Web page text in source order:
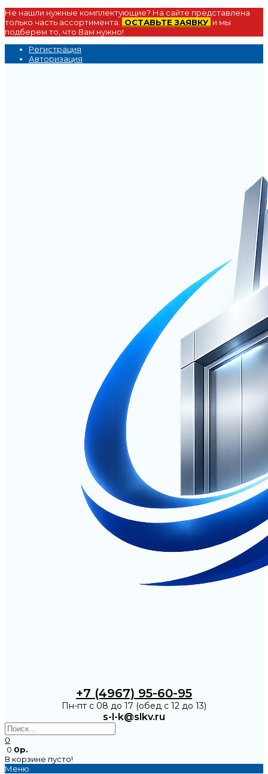
Не нашли нужные комплектующие? На сайте представлена
только часть ассортимента.
ОСТАВЬТЕ ЗАЯВКУ и мы
подберем то, что Вам нужно!
Регистрация
Авторизация
+7 (4967) 95-60-95
Пн-пт с 08 до 17 (обед с 12 до 13)
s-l-k@slkv.ru
0
0 0р.
В корзине пусто!
Меню